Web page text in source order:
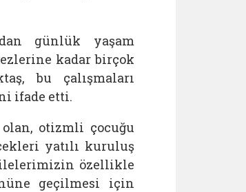
günlük yaşam
kadar birçok
bu çalışmaları
ifade etti.
olan, otizmli çocuğu
yatılı kuruluş
özellikle
geçilmesi için